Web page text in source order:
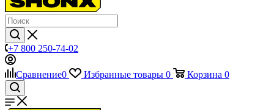
+7 800 250-74-02
Сравнение0 Избранные товары 0 Корзина 0